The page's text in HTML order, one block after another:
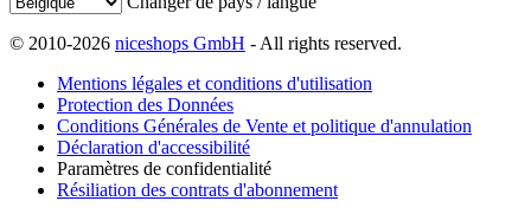
© 2010-2026 niceshops GmbH - All rights reserved.
Mentions légales et conditions d'utilisation
Protection des Données
Conditions Générales de Vente et politique d'annulation
Déclaration d'accessibilité
Paramètres de confidentialité
Résiliation des contrats d'abonnement